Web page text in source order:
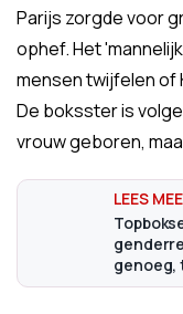
Parijs zorgde voor
ophef. Het
mensen twijfelen of
De boksster is
vrouw geboren,
genoeg,